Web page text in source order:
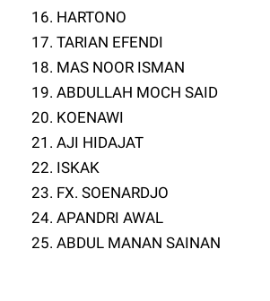
16. HARTONO
17. TARIAN EFENDI
18. MAS NOOR ISMAN
19. ABDULLAH MOCH SAID
20. KOENAWI
21. AJI HIDAJAT
22. ISKAK
23. FX. SOENARDJO
24. APANDRI AWAL
25. ABDUL MANAN SAINAN